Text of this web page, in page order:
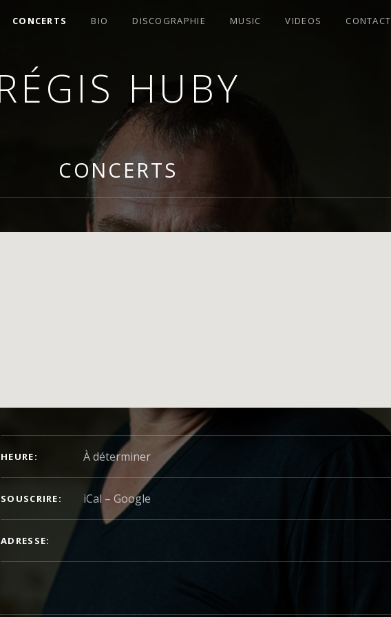
HUBY
CONCERTS BIO DISCOGRAPHIE MUSIC VIDEOS CONTACT
CONCERTS
DÉTAILS DU CONCERT
HEURE À déterminer
SOUSCRIRE iCal Google
ADRESSE